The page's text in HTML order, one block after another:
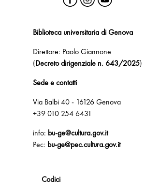
Biblioteca universitaria di Genova
Direttore: Paolo Giannone
(Decreto dirigenziale n. 643/2025)
Sede e contatti
Via Balbi 40 - 16126 Genova
+39 010 254 6431
info: bu-ge@cultura.gov.it
Pec: bu-ge@pec.cultura.gov.it
Codici